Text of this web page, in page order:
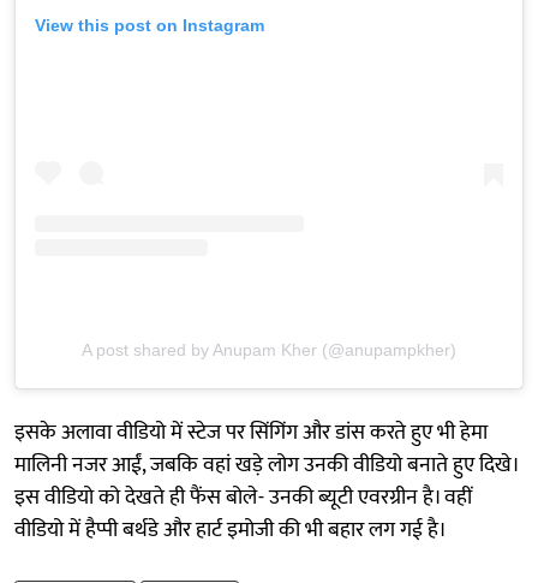
View this post on Instagram
A post shared by Anupam Kher (@anupampkher)
इसके अलावा वीडियो में स्टेज पर सिंगिंग और डांस करते हुए भी हेमा
मालिनी नजर आईं, जबकि वहां खड़े लोग उनकी वीडियो बनाते हुए दिखे।
इस वीडियो को देखते ही फैंस बोले- उनकी ब्यूटी एवरग्रीन है। वहीं
वीडियो में हैप्पी बर्थडे और हार्ट इमोजी की भी बहार लग गई है।